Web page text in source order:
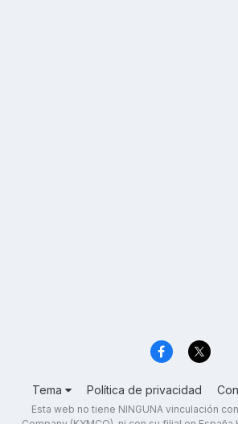
Tema Política de privacidad
Esta web no tiene NINGUNA vinculación